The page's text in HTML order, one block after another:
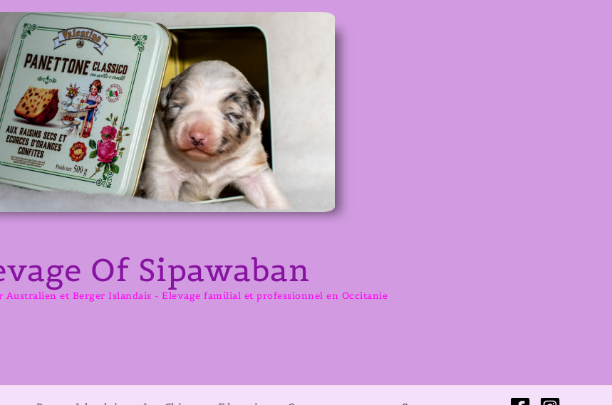
Of Sipawaban
Australien et Berger Islandais - Elevage familial et professionnel en Occitanie